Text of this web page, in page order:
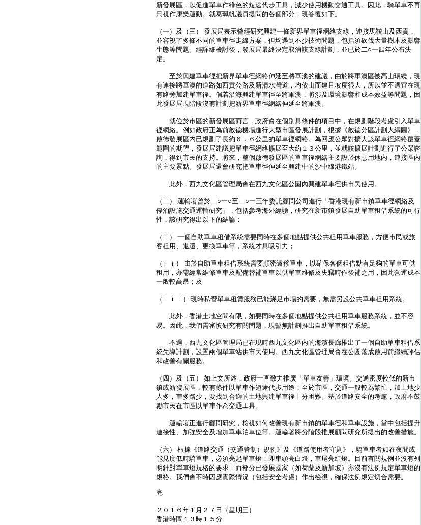
新發展區，以促進單車作綠色的短途代步工具，減少使用機動交通工具。因此，騎單車不再
只視作康樂運動。就葛珮帆議員提問的各個部分，現答覆如下。
（一）及（三） 發展局表示曾經研究興建一條新界單車徑網絡支線，連接馬鞍山及西貢，
並審視了多條不同的單車徑走線方案，但均遇到不少技術問題，包括須砍伐大量樹木及影響
生態等問題。經詳細檢討後，發展局最終決定取消該支線計劃，並已於二○一四年公布決
定。
至於興建單車徑把新界單車徑網絡伸延至將軍澳的建議，由於將軍澳區被高山環繞，現
有連接將軍澳的道路如西貢公路及新清水灣道，均依山而建且坡度很大，所以並不適宜在現
有路旁加建單車徑。倘若沿海興建單車徑至將軍澳，將涉及環境影響和成本效益等問題，因
此發展局現階段沒有計劃把新界單車徑網絡伸延至將軍澳。
就位於市區的新發展區而言，政府會在個別具條件的項目中，在規劃階段考慮引入單車
徑網絡。例如政府正為前啟德機場進行大型市區發展計劃，根據《啟德分區計劃大綱圖》，
啟德發展區內已規劃了長約６．６公里的單車徑網絡。為回應公眾對擴大該單車徑網絡覆蓋
範圍的期望，發展局建議把單車徑網絡擴展至大約１３公里，並就該擴展計劃進行了公眾諮
詢，得到市民的支持。將來，整個啟德發展區的單車徑網絡主要設於休憩用地內，連接區內
的主要景點。發展局還會研究把單車徑伸延至興建中的沙中線港鐵站。
此外，西九文化區管理局會在西九文化區公園內興建單車徑供市民使用。
（二） 運輸署曾於二○一○至二○一三年委託顧問公司進行「香港現有新市鎮單車徑網絡及
停泊設施交通運輸研究」，包括參考海外經驗，研究在新市鎮發展自助單車租借系統的可行
性，該研究得出以下的結論：
（ｉ） 一個自助單車租借系統需要同時在多個地點提供公共租用單車服務，方便市民或旅
客租用、退還、更換單車等，系統才具吸引力；
（ｉｉ） 由於自助單車租借系統需要頻密遷移單車，以確保各個租借點有足夠的單車可供
租用，亦需經常維修單車及配備替補單車以供單車維修及失竊時作後補之用，因此營運成本
一般較高昂；及
（ｉｉｉ） 現時私營單車租賃服務已能滿足市場的需要，無需另設公共單車租用系統。
此外，香港土地空間有限，如要同時在多個地點提供公共租用單車服務系統，並不容
易。因此，我們需審慎研究有關問題，現暫無計劃推出自助單車租借系統。
不過，西九文化區管理局已在現時西九文化區內的海濱長廊推出了一個自助單車租借系
統先導計劃，設置兩個單車站供市民使用。西九文化區管理局會在公園落成啟用前繼續評估
和改善有關服務。
（四）及（五） 如上文所述，政府一直致力推廣「單車友善」環境。交通密度較低的新市
鎮或新發展區，較有條件以單車作短途代步用途；至於市區，交通一般較為繁忙，加上地少
人多，車多路少，要找到合適的土地興建單車徑十分困難。基於道路安全的考慮，政府不鼓
勵市民在市區以單車作為交通工具。
運輸署正進行顧問研究，檢視如何改善現有新市鎮的單車徑和單車設施，當中包括提升
連接性、加強安全及增加單車泊車位等。運輸署將分階段推展顧問研究所提出的改善措施。
（六） 根據《道路交通（交通管制）規例》及《道路使用者守則》，騎單車者如在夜間或
能見度低時騎單車，必須亮起單車燈：即車頭亮白燈，車尾亮紅燈。目前有關規例並沒有列
明針對單車燈規格的要求，而部分已發展國家（如荷蘭及新加坡）亦沒有法例規定單車燈的
規格。我們會不時因應實際情況（包括安全考慮）作出檢視，確保法例規定切合需要。
完
２０１６年１月２７日（星期三）
香港時間１３時１５分